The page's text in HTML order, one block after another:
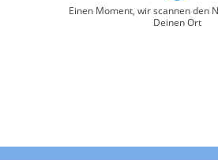
Einen Moment, wir scannen den
Deinen Ort